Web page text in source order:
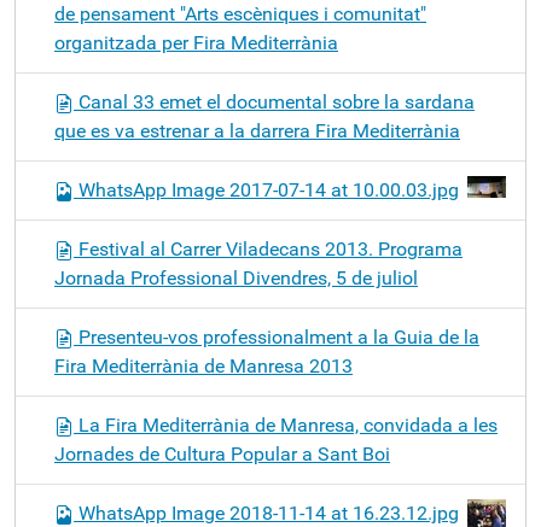
de pensament "Arts escèniques i comunitat"
organitzada per Fira Mediterrània
Canal 33 emet el documental sobre la sardana
que es va estrenar a la darrera Fira Mediterrània
WhatsApp Image 2017-07-14 at 10.00.03.jpg
Festival al Carrer Viladecans 2013. Programa
Jornada Professional Divendres, 5 de juliol
Presenteu-vos professionalment a la Guia de la
Fira Mediterrània de Manresa 2013
La Fira Mediterrània de Manresa, convidada a les
Jornades de Cultura Popular a Sant Boi
WhatsApp Image 2018-11-14 at 16.23.12.jpg